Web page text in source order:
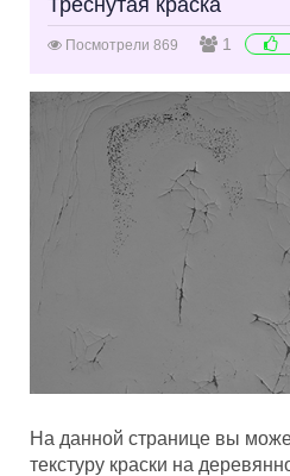
Треснутая краска
Посмотрели 869 1
На данной странице вы
текстуру краски на